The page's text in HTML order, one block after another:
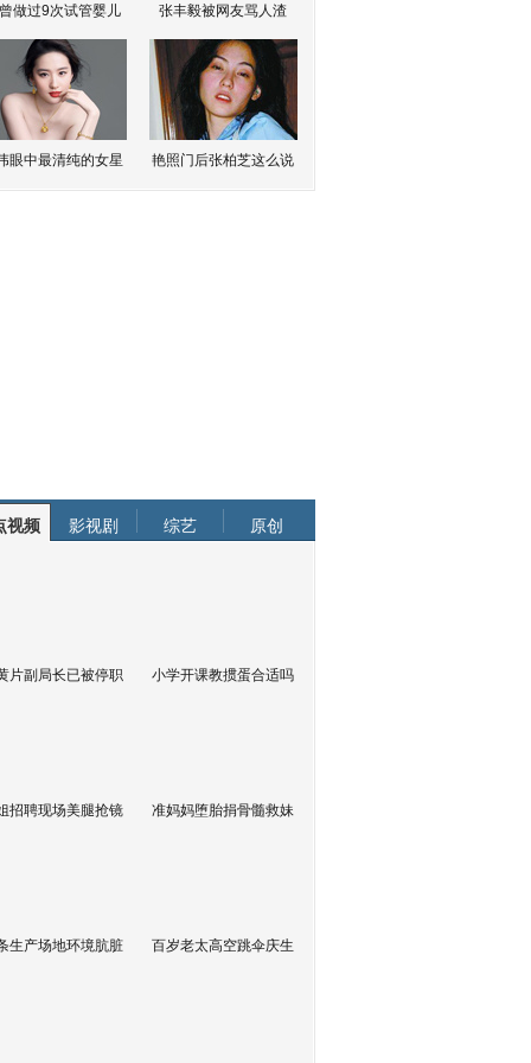
做过9次试管婴儿 张丰毅被网友骂人渣
眼中最清纯的女星 艳照门后张柏芝这么说
视频 影视剧 综艺 原创
片副局长已被停职 小学开课教掼蛋合适吗
招聘现场美腿抢镜 准妈妈堕胎捐骨髓救妹
生产场地环境肮脏 百岁老太高空跳伞庆生